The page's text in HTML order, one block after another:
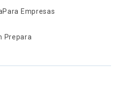
Para Empresas
Prepara